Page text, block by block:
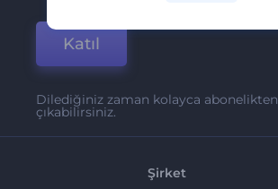
Katıl
Dilediğiniz zaman kolayca abonelikten
çıkabilirsiniz.
Şirket